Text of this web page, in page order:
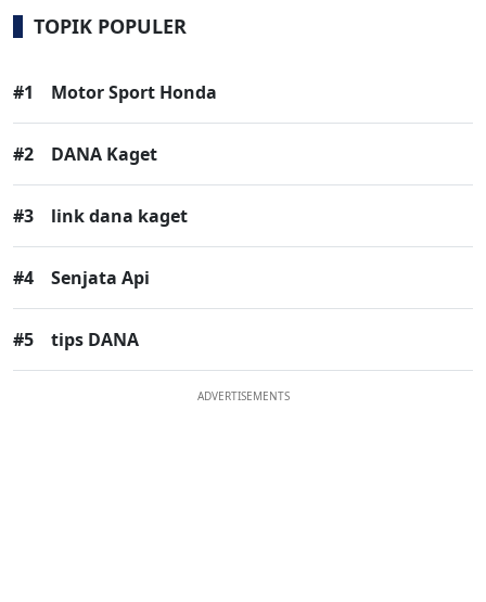
TOPIK POPULER
#1 Motor Sport Honda
#2 DANA Kaget
#3 link dana kaget
#4 Senjata Api
#5 tips DANA
ADVERTISEMENTS